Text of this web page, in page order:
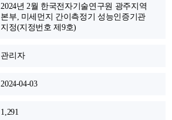
2024년 2월 한국전자기술연구원 광주지역
본부, 미세먼지 간이측정기 성능인증기관
지정(지정번호 제9호)
관리자
2024-04-03
1,291